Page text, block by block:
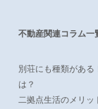
不動産関連コラム一
別荘にも種類がある
は？
二拠点生活のメリッ